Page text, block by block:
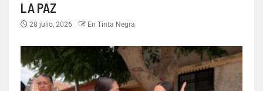
LA PAZ
28 julio, 2026 En Tinta Negra